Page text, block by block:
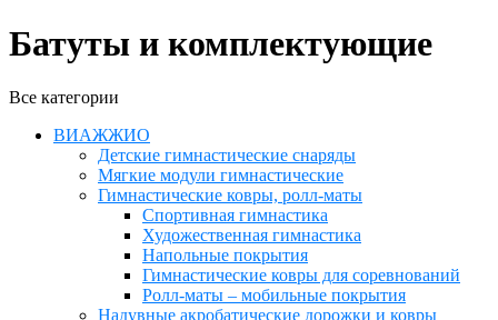
Батуты и комплектующие
Все категории
ВИАЖЖИО
Детские гимнастические снаряды
Мягкие модули гимнастические
Гимнастические ковры, ролл-маты
Спортивная гимнастика
Художественная гимнастика
Напольные покрытия
Гимнастические ковры для соревнований
Ролл-маты – мобильные покрытия
Надувные акробатические дорожки и ковры